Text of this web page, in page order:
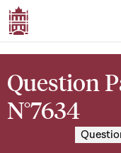
Question
N°7634